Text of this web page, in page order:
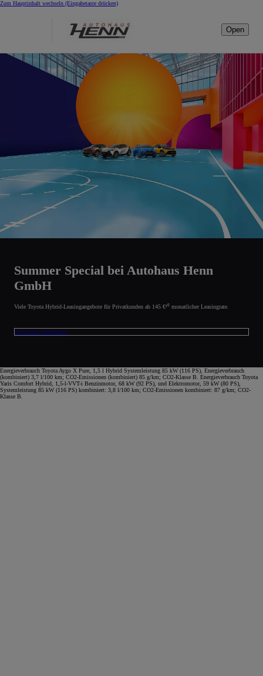
Zum Hauptinhalt wechseln (Eingabetaste drücken)
Open
Summer Special bei Autohaus Henn
GmbH
Viele Toyota Hybrid-Leasingangebote für Privatkunden ab 145 €¹⁰ monatlicher Leasingrate.
Zu unseren Angeboten
Energieverbrauch Toyota Aygo X Pure, 1,5 l Hybrid Systemleistung 85 kW (116 PS), Energieverbrauch
(kombiniert) 3,7 l/100 km; CO2-Emissionen (kombiniert) 85 g/km; CO2-Klasse B. Energieverbrauch Toyota
Yaris Comfort Hybrid, 1,5-l-VVT-i Benzinmotor, 68 kW (92 PS), und Elektromotor, 59 kW (80 PS),
Systemleistung 85 kW (116 PS) kombiniert: 3,8 l/100 km; CO2-Emissionen kombiniert: 87 g/km; CO2-
Klasse B.